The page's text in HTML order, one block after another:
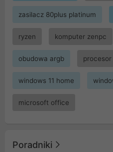
zasilacz 80plus platinum
ryzen komputer zenpc
obudowa argb procesor
windows 11 home
microsoft office
Poradniki